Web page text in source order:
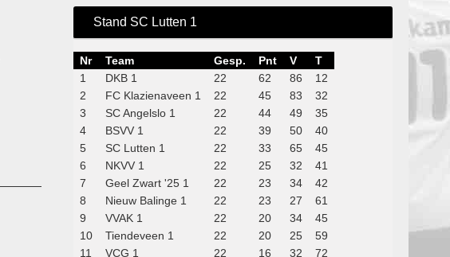
Stand SC Lutten 1
Nr Team Gesp. Pnt V
T
1
DKB 1 22 62 86
12
2
FC Klazienaveen 1 22 45 83
32
3
SC Angelslo 1 22 44 49
35
4
BSVV 1 22 39 50
40
5
SC Lutten 1 22 33 65
45
6
NKVV 1 22 25 32
41
7
Geel Zwart '25 1 22 23 34
42
8
Nieuw Balinge 1 22 23 27
61
9
VVAK 1 22 20 34
45
10
Tiendeveen 1 22 20 25
59
11
VCG 1 22 16 32 72